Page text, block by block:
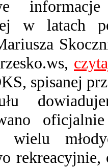
w latach
spisanej
wielu
rekreacyjnie,